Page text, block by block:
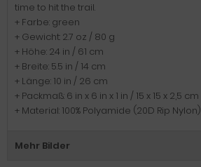
time to hit the trail.
+ Farbe: green
+ Gewicht: 2.7 oz / 80 g
+ Höhe: 24 in / 61 cm
+ Breite: 5.5 in / 14 cm
+ Länge: 10 in / 26 cm
+ Packmaß: 6 in x 6 in x 1 in / 15 x 15 x 2,5 cm
+ Material: 100% Polyamide (20D Rip Nylon)
Mehr Bilder